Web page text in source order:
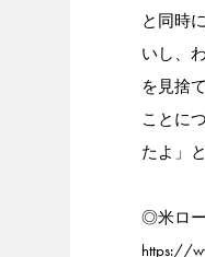
と同時
いし、
を見捨
ことに
たよ」
◎米ロ
https://